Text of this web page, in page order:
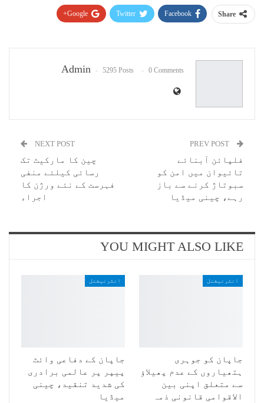
Share
Facebook
Twitter
Google+
Admin 5295 Posts 0 Comments
فلپائن آبنائے
تائیوان میں امن کو
سبوتاژ کرنے سے باز
رہے، چینی میڈیا
NEXT POST
چین کا مارکیٹ تک
رسائی کیلئے منفی
فہرست کے نئے ورژن کا
اجراء
YOU MIGHT ALSO LIKE
انٹرنیشنل
جاپان کو جوہری
ہتھیاروں کے عدم پھیلاؤ
سے متعلق اپنی بین
الاقوامی قانونی ذمہ
انٹرنیشنل
جاپان کے دفاعی وائٹ
پیپر پر عالمی برادری
کی شدید تنقید، چینی
میڈیا